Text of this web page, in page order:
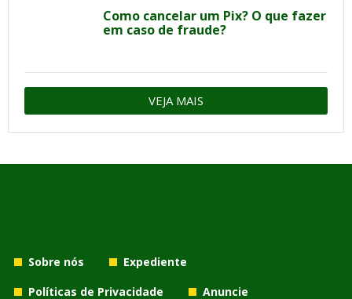
Como cancelar um Pix? O que fazer
em caso de fraude?
VEJA MAIS
Sobre nós
Expediente
Políticas de Privacidade
Anuncie